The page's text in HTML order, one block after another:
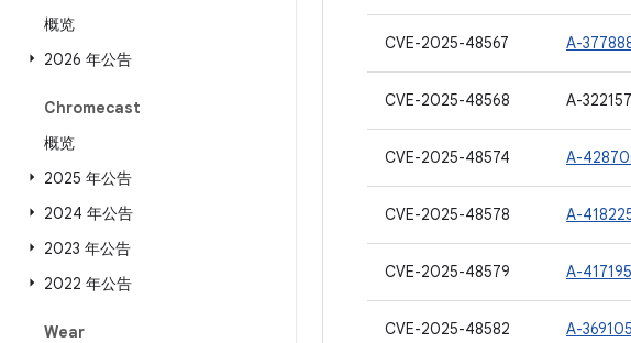
概览
2026 年公告
Chromecast
概览
2025 年公告
2024 年公告
2023 年公告
2022 年公告
Wear
CVE-2025-48567 A-
CVE-2025-48568 A-
CVE-2025-48574 A-
CVE-2025-48578 A-
CVE-2025-48579 A-
CVE-2025-48582 A-